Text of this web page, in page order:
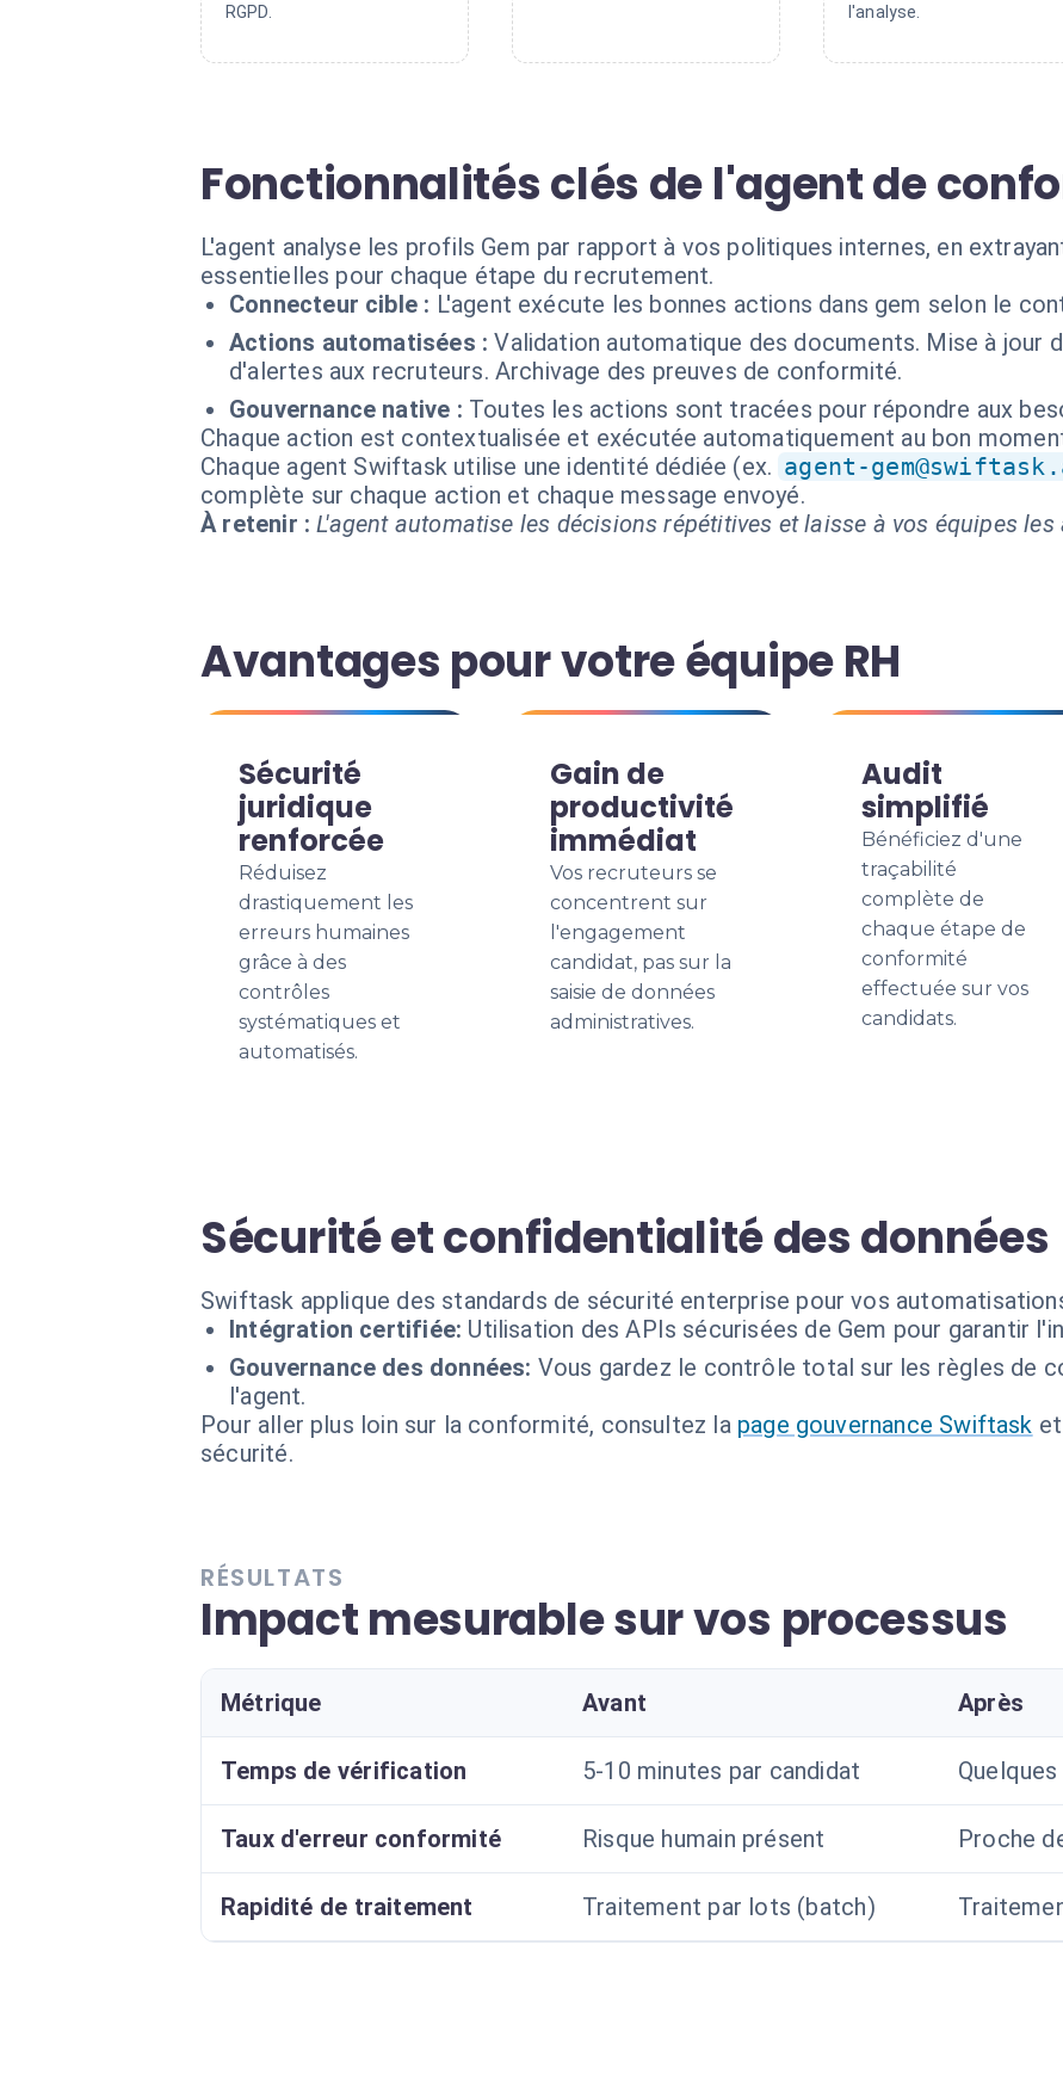
RGPD.
l'analyse.
Fonctionnalités clés de l'agent de
L'agent analyse les profils Gem par rapport à vos politiques internes, en
essentielles pour chaque étape du recrutement.
Connecteur cible : L'agent exécute les bonnes actions dans gem selon le
Actions automatisées : Validation automatique des documents. Mise à jour
d'alertes aux recruteurs. Archivage des preuves de conformité.
Gouvernance native : Toutes les actions sont tracées pour répondre aux
Chaque action est contextualisée et exécutée automatiquement au bon
Chaque agent Swiftask utilise une identité dédiée (ex. agent-
complète sur chaque action et chaque message envoyé.
À retenir : L'agent automatise les décisions répétitives et laisse à vos équipes
Avantages pour votre équipe RH
Sécurité
juridique
renforcée
Réduisez
drastiquement les
erreurs humaines
grâce à des
contrôles
systématiques et
automatisés.
Gain de
productivité
immédiat
Vos recruteurs se
concentrent sur
l'engagement
candidat, pas sur la
saisie de données
administratives.
Audit
simplifié
Bénéficiez d'une
traçabilité
complète de
chaque étape de
conformité
effectuée sur vos
candidats.
Sécurité et confidentialité des données
Swiftask applique des standards de sécurité enterprise pour vos
Intégration certifiée: Utilisation des APIs sécurisées de Gem pour garantir
Gouvernance des données: Vous gardez le contrôle total sur les règles de
l'agent.
Pour aller plus loin sur la conformité, consultez la page gouvernance Swiftask
sécurité.
RÉSULTATS
Impact mesurable sur vos processus
Métrique Avant Après
Temps de vérification 5-10 minutes par candidat
Taux d'erreur conformité Risque humain présent Proche
Rapidité de traitement Traitement par lots (batch)